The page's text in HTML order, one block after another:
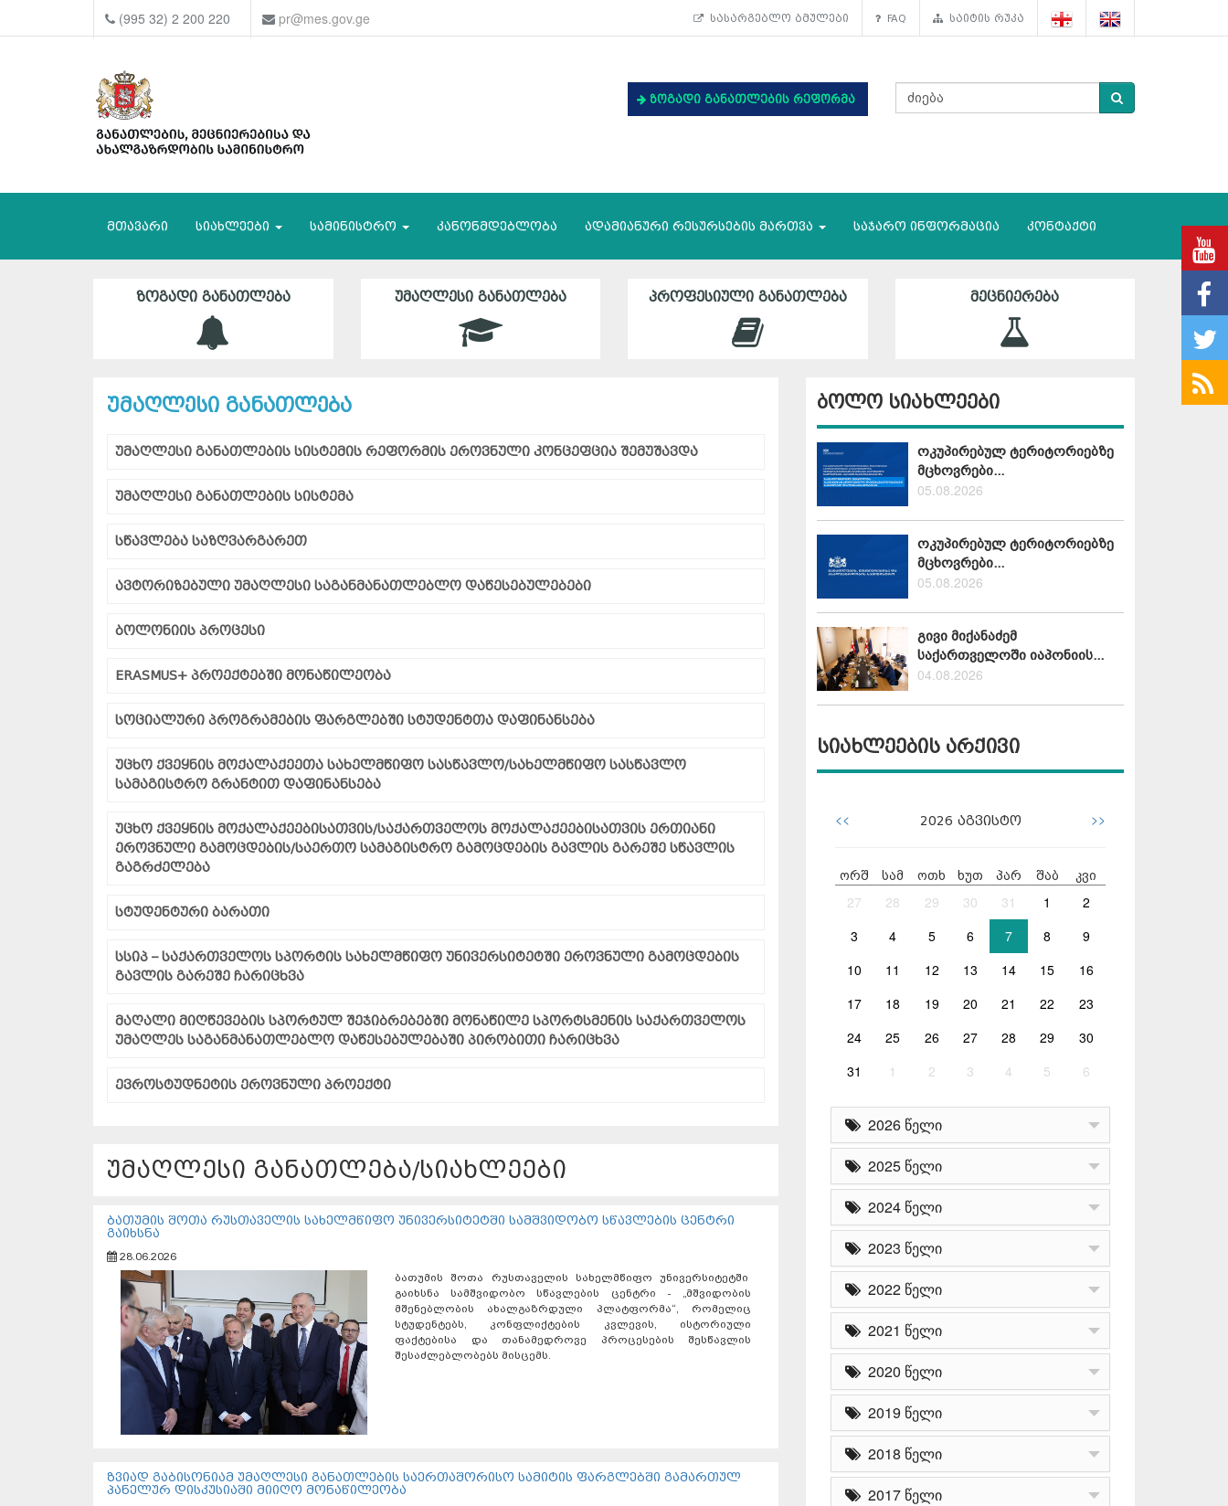
(995 32) 2 200 220 pr@mes.gov.ge სასარგებლო ბმულები FAQ საიტის რუკა
ზოგადი განათლების რეფორმა
მთავარი სიახლეები სამინისტრო კანონმდებლობა ადამიანური რესურსების მართვა საჯარო ინფორმაცია კონტაქტი
ᲖᲝᲒᲐᲓᲘ ᲒᲐᲜᲐᲗᲚᲔᲑᲐ ᲣᲛᲐᲦᲚᲔᲡᲘ ᲒᲐᲜᲐᲗᲚᲔᲑᲐ ᲞᲠᲝᲤᲔᲡᲘᲣᲚᲘ ᲒᲐᲜᲐᲗᲚᲔᲑᲐ ᲛᲔᲪᲜᲘᲔᲠᲔᲑᲐ
უმაღლესი განათლება
უმაღლესი განათლების სისტემის რეფორმის ეროვნული კონცეფცია შემუშავდა
უმაღლესი განათლების სისტემა
სწავლება საზღვარგარეთ
ავტორიზებული უმაღლესი საგანმანათლებლო დაწესებულებები
ბოლონიის პროცესი
ERASMUS+ პროექტებში მონაწილეობა
სოციალური პროგრამების ფარგლებში სტუდენტთა დაფინანსება
უცხო ქვეყნის მოქალაქეეთა სახელმწიფო სასწავლო/სახელმწიფო სასწავლო
სამაგისტრო გრანტით დაფინანსება
უცხო ქვეყნის მოქალაქეებისათვის/საქართველოს მოქალაქეებისათვის ერთიანი
ეროვნული გამოცდების/საერთო სამაგისტრო გამოცდების გავლის გარეშე სწავლის
გაგრძელება
სტუდენტური ბარათი
სსიპ – საქართველოს სპორტის სახელმწიფო უნივერსიტეტში ეროვნული გამოცდების
გავლის გარეშე ჩარიცხვა
მაღალი მიღწევების სპორტულ შეჯიბრებებში მონაწილე სპორტსმენის საქართველოს
უმაღლეს საგანმანათლებლო დაწესებულებაში პირობითი ჩარიცხვა
ევროსტუდნეტის ეროვნული პროექტი
უმაღლესი განათლება/სიახლეები
ბათუმის შოთა რუსთაველის სახელმწიფო უნივერსიტეტში სამშვიდობო სწავლების ცენტრი
გაიხსნა
28.06.2026
ბათუმის შოთა რუსთაველის სახელმწიფო უნივერსიტეტში
გაიხსნა სამშვიდობო სწავლების ცენტრი - „მშვიდობის
მშენებლობის ახალგაზრდული პლატფორმა“, რომელიც
სტუდენტებს, კონფლიქტების კვლევის, ისტორიული
ფაქტებისა და თანამედროვე პროცესების შესწავლის
შესაძლებლობებს მისცემს.
ზვიად გაბისონიამ უმაღლესი განათლების საერთაშორისო სამიტის ფარგლებში გამართულ
პანელურ დისკუსიაში მიიღო მონაწილეობა
ბოლო სიახლეები
ოკუპირებულ ტერიტორიებზე
მცხოვრები...
05.08.2026
ოკუპირებულ ტერიტორიებზე
მცხოვრები...
05.08.2026
გივი მიქანაძემ
საქართველოში იაპონიის...
04.08.2026
სიახლეების არქივი
<< 2026 აგვისტო >>
ორშ სამ ოთხ ხუთ პარ შაბ კვი
27 28 29 30 31 1
2
3
4 5 6 7 8
9
10
11 12 13 14 15
16
17
18 19 20 21 22
23
24
25 26 27 28 29
30
31
1 2 3 4 5 6
2026 წელი
2025 წელი
2024 წელი
2023 წელი
2022 წელი
2021 წელი
2020 წელი
2019 წელი
2018 წელი
2017 წელი